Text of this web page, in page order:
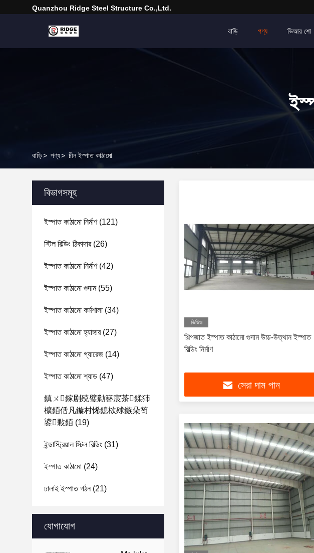
Quanzhou Ridge Steel Structure Co.,Ltd.
বাড়ি পণ্য ভিআর শো
বাড়ি> পণ্য> চীন ইস্পাত কাঠামো
বিভাগসমূহ
ইস্পাত কাঠামো নির্মাণ(121)
স্টিল বিল্ডিং ঠিকাদার(26)
ইস্পাত কাঠামো নির্মাণ(42)
ইস্পাত কাঠামো গুদাম(55)
ইস্পাত কাঠামো কর্মশালা (34)
ইস্পাত কাঠামো হ্যাঙ্গার(27)
ইস্পাত কাঠামো গ্যারেজ (14)
ইস্পাত কাঠামো শ্যাড (47)
鎮ㄨ鎵剧殑璧勬簮宸茶鍒犻
櫎銆佸凡鏇村悕鎴栨殏鏃朵笉
鍙敤銆 (19)
ইন্ডাস্ট্রিয়াল স্টিল বিল্ডিং (31)
ইস্পাত কাঠামো (24)
ঢালাই ইস্পাত গঠন(21)
যোগাযোগ
ভিডিও
শিল্পজাত ইস্পাত কাঠামো গুদাম উচ্চ-উত্থান ইস্পাত
বিল্ডিং নির্মাণ
সেরা দাম পান